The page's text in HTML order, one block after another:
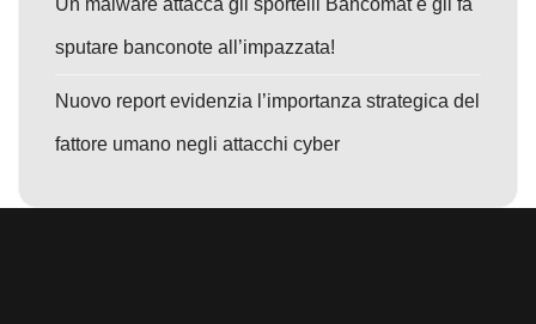
sputare banconote all’impazzata!
Nuovo report evidenzia l’importanza strategica del
fattore umano negli attacchi cyber